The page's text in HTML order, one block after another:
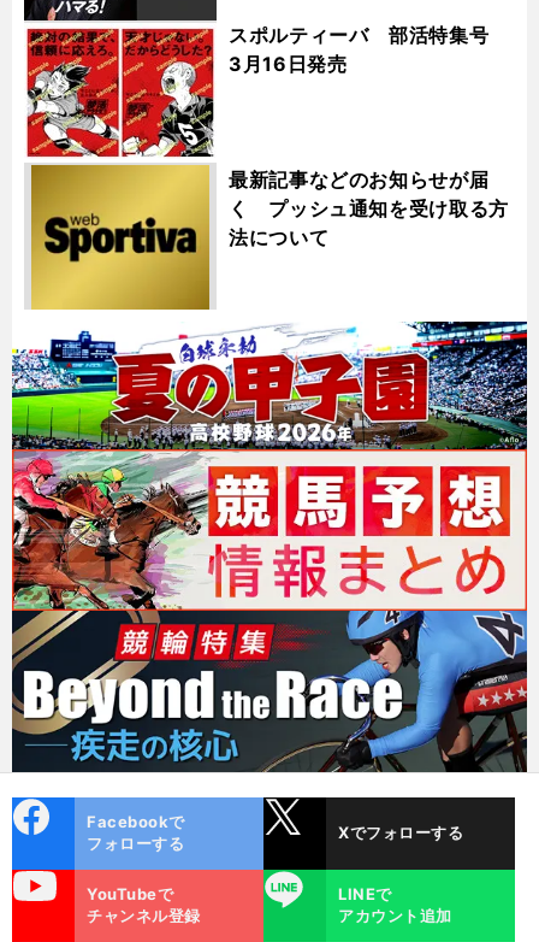
スポルティーバ 部活特集号
3月16日発売
最新記事などのお知らせが届
く プッシュ通知を受け取る方
法について
ok
Facebookで
フォローする
Xでフォローする
YouTubeで
チャンネル登録
LINE
LINEで
アカウント追加